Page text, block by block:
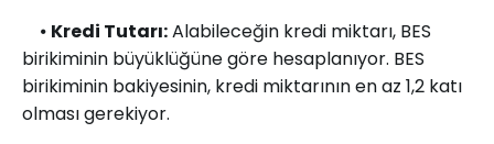
⦁ Kredi Tutarı:Alabileceğin kredi miktarı, BES
birikiminin büyüklüğüne göre hesaplanıyor. BES
birikiminin bakiyesinin, kredi miktarının en az 1,2 katı
olması gerekiyor.